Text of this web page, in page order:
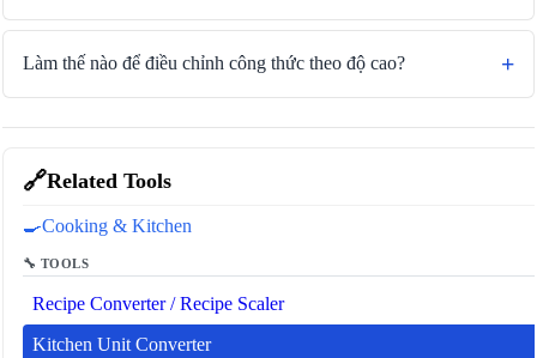
🔗Related Tools
🍳Cooking & Kitchen
🔧 TOOLS
Recipe Converter / Recipe Scaler
Kitchen Unit Converter
Làm thế nào để điều chỉnh công thức theo độ cao?